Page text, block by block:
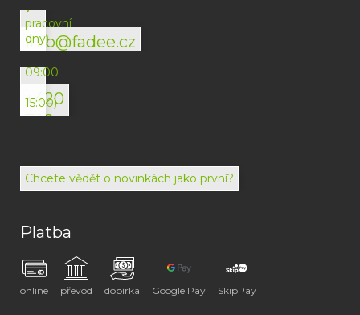
info@fadee.cz
v
pracovní
dny)
+420
792
072
(Po-
09:00
-
15:00)
Chcete vědět o novinkách jako první?
Platba
online převod dobírka Google Pay SkipPay